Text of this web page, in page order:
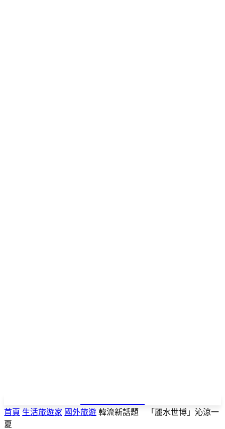
首頁 生活旅遊家 國外旅遊 韓流新話題 「麗水世博」沁涼一
夏